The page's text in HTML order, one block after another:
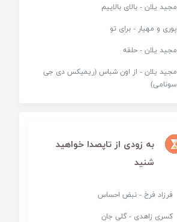
مجید یلان - بالای بالاییم
پوری و مهیار - برای تو
مجید یلان - حلقه
مجید یلان - از اون شباس (ریمیکس دی جی
سونامی)
به زودی از تاپصدا خواهید
شنید
فرزاد فرخ - نبض احساس
کسری زاهدی - گلی جان